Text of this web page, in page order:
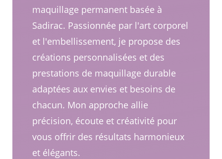
maquillage permanent basée à
Sadirac. Passionnée par l'art corporel
et l'embellissement, je propose des
créations personnalisées et des
prestations de maquillage durable
adaptées aux envies et besoins de
chacun. Mon approche allie
précision, écoute et créativité pour
vous offrir des résultats harmonieux
et élégants.